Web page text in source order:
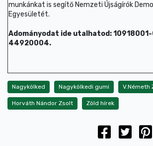
munkánkat is segítő Nemzeti Újságírók
Egyesületét.
Adományodat ide utalhatod:
44920004.
Nagykölked Nagykölkedi gumi V.Németh
Horváth Nándor Zsolt Zöld hírek